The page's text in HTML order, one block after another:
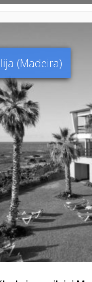
(Madeira)